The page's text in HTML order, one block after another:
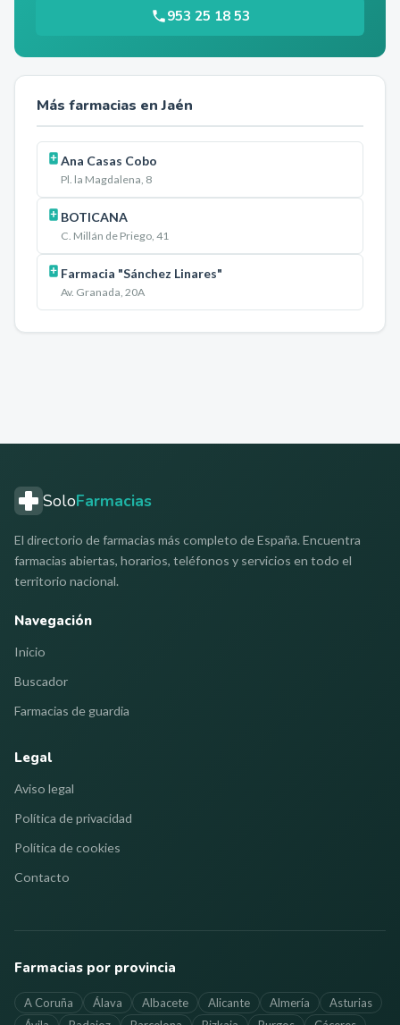
953 25 18 53
Más farmacias enJaén
Ana Casas Cobo
Pl. la Magdalena, 8
BOTICANA
C. Millán de Priego, 41
Farmacia "Sánchez Linares"
Av. Granada, 20A
SoloFarmacias
El directorio de farmacias más completo de España. Encuentra
farmacias abiertas, horarios, teléfonos y servicios en todo el
territorio nacional.
Navegación
Inicio
Buscador
Farmacias de guardia
Legal
Aviso legal
Política de privacidad
Política de cookies
Contacto
Farmacias por provincia
A Coruña Álava Albacete Alicante Almería
Asturias